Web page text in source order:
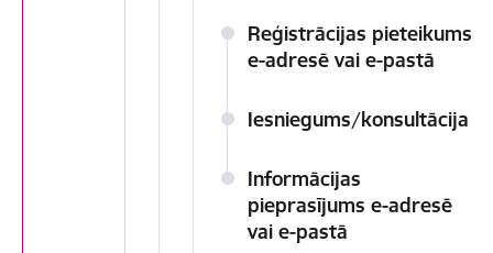
Reģistrācijas pieteikums
e-adresē vai e-pastā
Iesniegums/konsultācija
Informācijas
pieprasījums e-adresē
vai e-pastā